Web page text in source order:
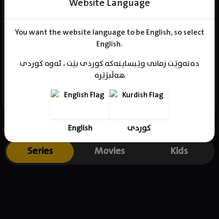
You want the website language to be English, so select
English.
دەتەوێت زمانی وێبسایتەکە کوردی بێت ، ئەوە کوردی
هەڵبژێرە
English کوردی
Name : Noh Sang-Hyun
Born : 1990-07-19
Place of birth : South Korea
Series Movies Kids